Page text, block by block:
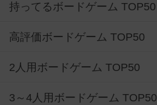
持ってるボードゲーム TOP50
高評価ボードゲーム TOP50
2人用ボードゲーム TOP50
3～4人用ボードゲーム TOP50